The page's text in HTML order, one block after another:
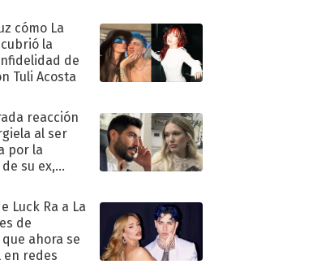
cómo La
la
de
Tuli Acosta
reacción
al ser
por la
su ex,
Luck Ra a La
de
ahora se
en redes